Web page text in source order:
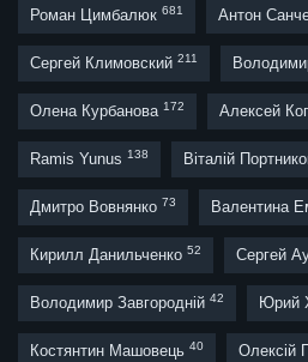
Роман Цимбалюк 681 Антон
Сергей Климовский 211
Олена Курбанова 172 Алексей
Ramis Yunus 138 Віталій
Дмитро Вовнянко 73 Валентина
Кирилл Данильченко 52 Сергей
Володимир Завгородній 42 Юрий
Костянтин Машовець 40 Олексій